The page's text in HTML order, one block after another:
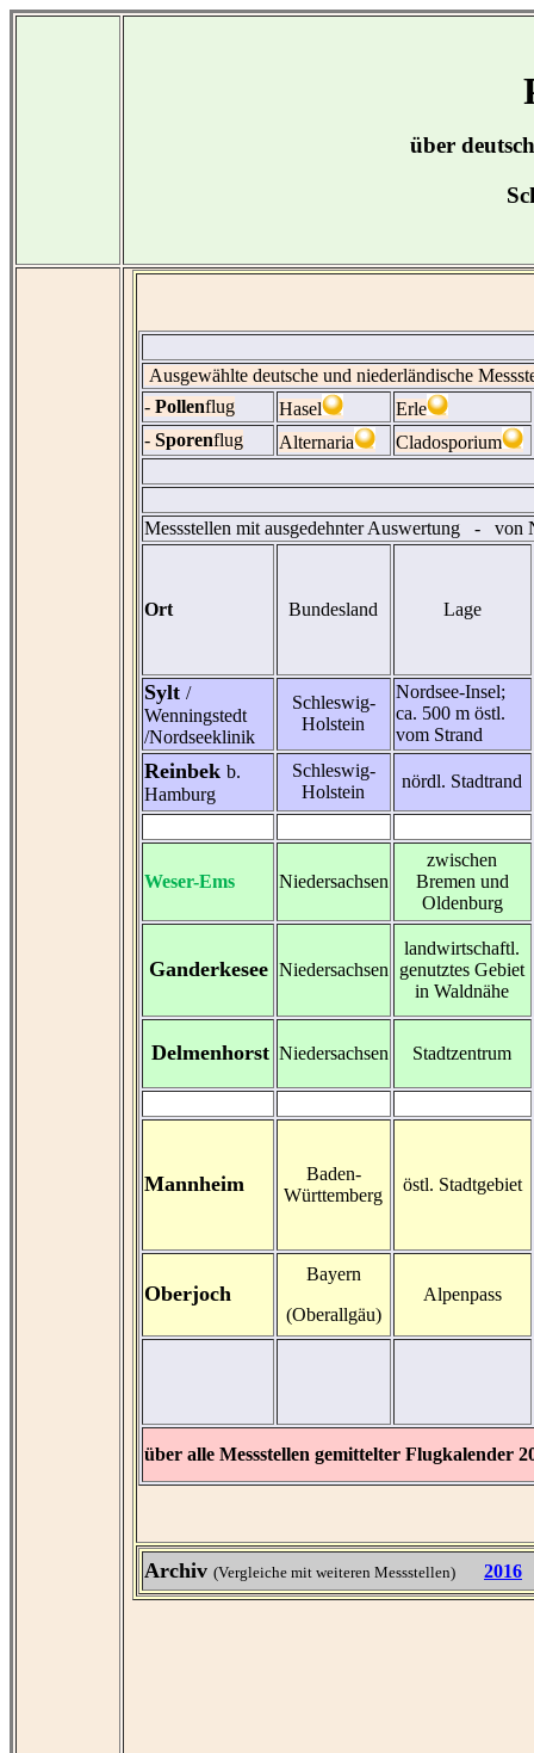
über
Ausgewählte deutsche und niederländische
- Pollenflug Hasel
Erle
- Sporenflug Alternaria Cladosporium
Messstellen mit ausgedehnter Auswertung - von
Ort Bundesland Lage
Sylt /
Wenningstedt
/Nordseeklinik
Schleswig-
Holstein
Nordsee-Insel;
ca. 500 m östl.
vom Strand
Reinbek b.
Hamburg
Schleswig-
Holstein
nördl. Stadtrand
Weser-Ems Niedersachsen
zwischen
Bremen und
Oldenburg
Ganderkesee Niedersachsen
landwirtschaftl.
genutztes Gebiet
in Waldnähe
Delmenhorst Niedersachsen Stadtzentrum
Mannheim
Baden-
Württemberg
östl. Stadtgebiet
Oberjoch
Bayern
(Oberallgäu)
Alpenpass
über alle Messstellen gemittelter Flugkalender
Archiv (Vergleiche mit weiteren Messstellen) 2016